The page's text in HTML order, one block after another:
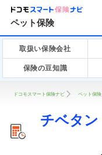
ペット保険
取扱い保険会社
保険の豆知識
ドコモスマート保険ナビ ペット保険
チベタ